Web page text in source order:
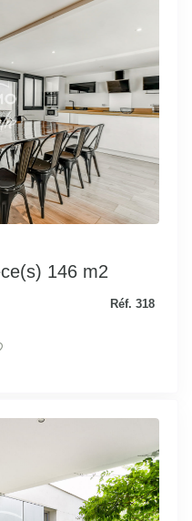
146 m2
Réf. 318